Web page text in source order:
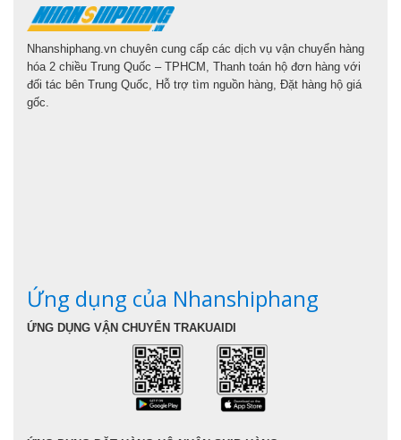
Nhanshiphang.vn chuyên cung cấp các dịch vụ vận chuyển hàng
hóa 2 chiều Trung Quốc – TPHCM, Thanh toán hộ đơn hàng với
đối tác bên Trung Quốc, Hỗ trợ tìm nguồn hàng, Đặt hàng hộ giá
gốc.
Ứng dụng của Nhanshiphang
ỨNG DỤNG VẬN CHUYỂN TRAKUAIDI